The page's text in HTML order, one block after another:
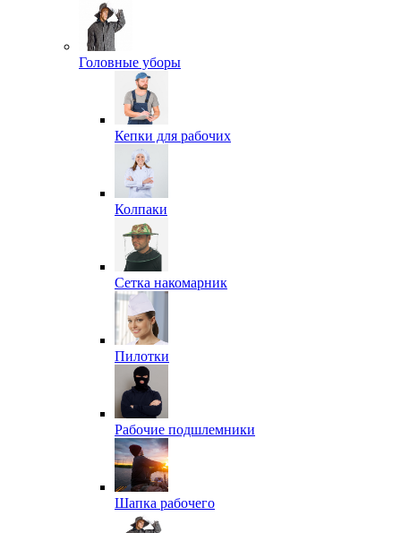
Головные уборы
Кепки для рабочих
Колпаки
Сетка накомарник
Пилотки
Рабочие подшлемники
Шапка рабочего